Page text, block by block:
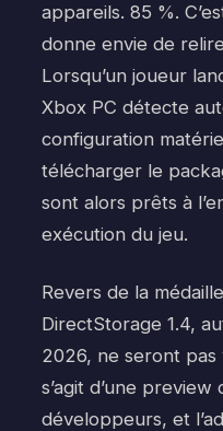
appareils. 85 %.
donne envie de
Lorsqu’un joueur
Xbox PC détecte
configuration
télécharger le
sont alors prêts à
exécution du jeu.
Revers de la
DirectStorage 1.4,
2026, ne seront pas
s’agit d’une preview
développeurs, et